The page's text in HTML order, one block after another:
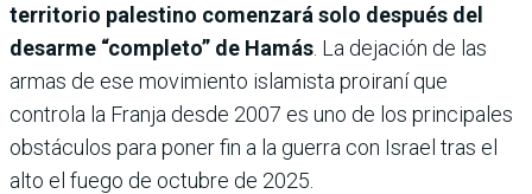
territorio palestino comenzará solo después del
desarme “completo” de Hamás . La dejación de las
armas de ese movimiento islamista proiraní que
controla la Franja desde 2007 es uno de los principales
obstáculos para poner fin a la guerra con Israel tras el
alto el fuego de octubre de 2025.